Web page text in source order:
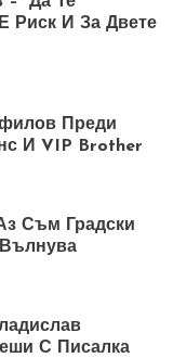
Риск И За Двете
Преди
И VIP Brother
Съм Градски
С Писалка